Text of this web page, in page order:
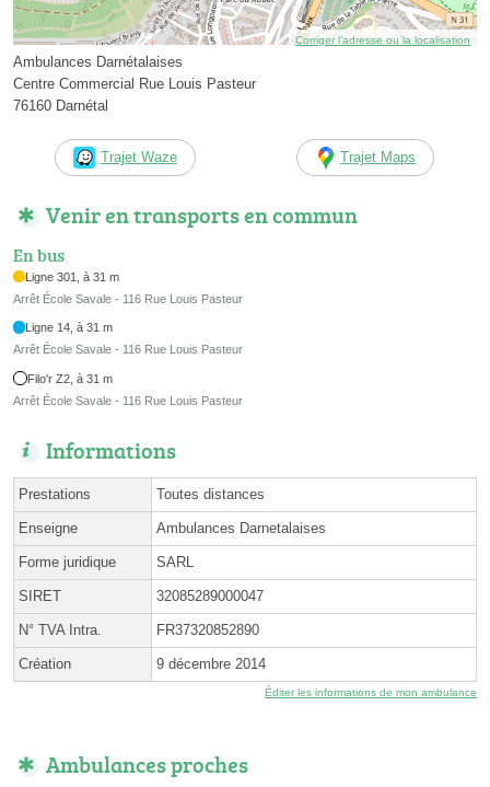
Corriger l’adresse ou la localisation
Ambulances Darnétalaises
Centre Commercial Rue Louis Pasteur
76160 Darnétal
Trajet Waze Trajet Maps
Venir en transports en commun
En bus
Ligne 301, à 31 m
Arrêt École Savale - 116 Rue Louis Pasteur
Ligne 14, à 31 m
Arrêt École Savale - 116 Rue Louis Pasteur
Filo'r Z2, à 31 m
Arrêt École Savale - 116 Rue Louis Pasteur
Informations
Prestations Toutes distances
Enseigne Ambulances Darnetalaises
Forme juridique SARL
SIRET 32085289000047
N° TVA Intra. FR37320852890
Création 9 décembre 2014
Éditer les informations de mon ambulance
Ambulances proches